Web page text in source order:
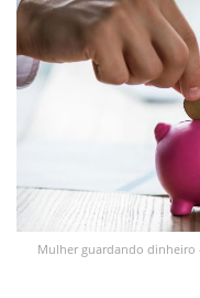
Mulher guardando dinheiro